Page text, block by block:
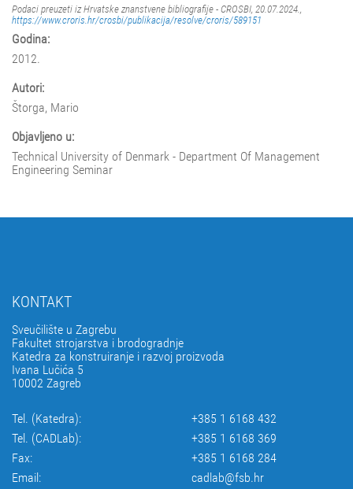
Podaci preuzeti iz Hrvatske znanstvene bibliografije - CROSBI, 20.07.2024.,
https://www.croris.hr/crosbi/publikacija/resolve/croris/589151
Godina:
2012.
Autori:
Štorga, Mario
Objavljeno u:
Technical University of Denmark - Department Of Management
Engineering Seminar
KONTAKT
Sveučilište u Zagrebu
Fakultet strojarstva i brodogradnje
Katedra za konstruiranje i razvoj proizvoda
Ivana Lučića 5
10002 Zagreb
Tel. (Katedra):
+385 1 6168 432
Tel. (CADLab):
+385 1 6168 369
Fax:
+385 1 6168 284
Email:
cadlab@fsb.hr